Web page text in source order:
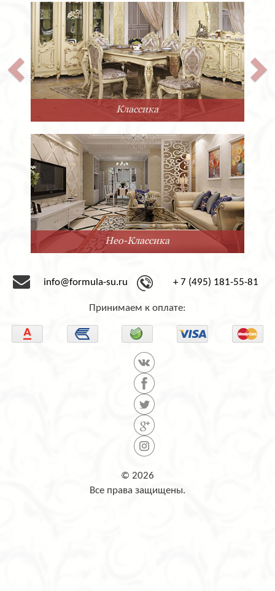
Классика
Нео-Классика
info@formula-su.ru + 7 (495) 181-55-81
Принимаем к оплате:
© 2026
Все права защищены.